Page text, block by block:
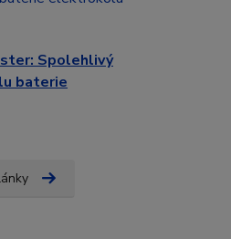
Spolehlivý
baterie